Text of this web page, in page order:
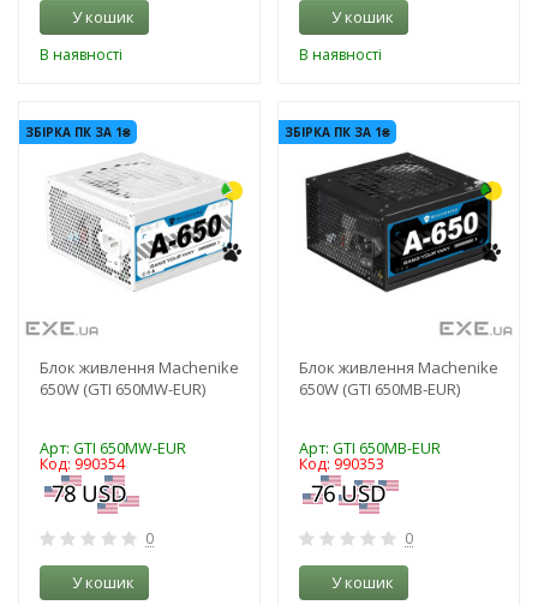
У кошик
В наявності
У кошик
В наявності
ЗБІРКА ПК ЗА 1₴
Блок живлення Machenike
650W (GTI 650MW-EUR)
Арт: GTI 650MW-EUR
Код: 990354
0
У кошик
ЗБІРКА ПК ЗА 1₴
Блок живлення Machenike
650W (GTI 650MB-EUR)
Арт: GTI 650MB-EUR
Код: 990353
0
У кошик